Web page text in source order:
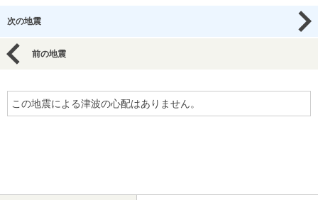
次の地震
前の地震
この地震による津波の心配はありません。